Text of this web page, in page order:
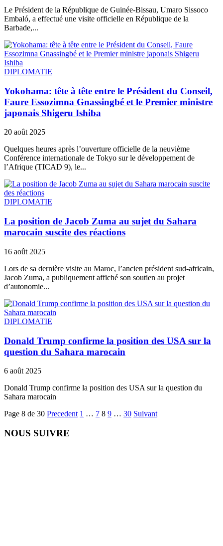
Le Président de la République de Guinée-Bissau, Umaro Sissoco
Embaló, a effectué une visite officielle en République de la
Barbade,...
DIPLOMATIE
Yokohama: tête à tête entre le Président du Conseil,
Faure Essozimna Gnassingbé et le Premier ministre
japonais Shigeru Ishiba
20 août 2025
Quelques heures après l’ouverture officielle de la neuvième
Conférence internationale de Tokyo sur le développement de
l’Afrique (TICAD 9), le...
DIPLOMATIE
La position de Jacob Zuma au sujet du Sahara
marocain suscite des réactions
16 août 2025
Lors de sa dernière visite au Maroc, l’ancien président sud-africain,
Jacob Zuma, a publiquement affiché son soutien au projet
d’autonomie...
DIPLOMATIE
Donald Trump confirme la position des USA sur la
question du Sahara marocain
6 août 2025
Donald Trump confirme la position des USA sur la question du
Sahara marocain
Page 8 de 30 Precedent 1 … 7 8 9 … 30 Suivant
NOUS SUIVRE